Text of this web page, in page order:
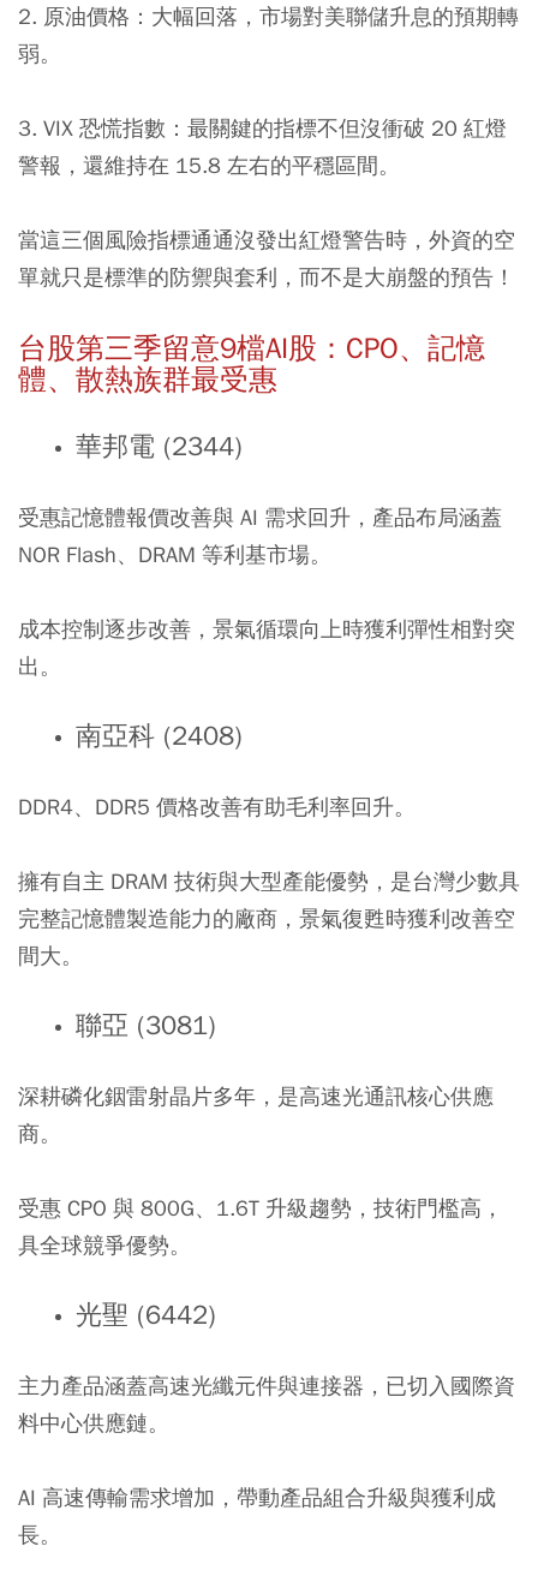
2. 原油價格： 大幅回落，市場對美聯儲升息的預期轉
弱。
3. VIX 恐慌指數： 最關鍵的指標不但沒衝破 20 紅燈
警報，還維持在 15.8 左右的平穩區間。
當這三個風險指標通通沒發出紅燈警告時，外資的空
單就只是標準的防禦與套利，而不是大崩盤的預告！
台股第三季留意9檔AI股：CPO、記憶
體、散熱族群最受惠
華邦電 (2344)
受惠記憶體報價改善與 AI 需求回升，產品布局涵蓋
NOR Flash、DRAM 等利基市場。
成本控制逐步改善，景氣循環向上時獲利彈性相對突
出。
南亞科 (2408)
DDR4、DDR5 價格改善有助毛利率回升。
擁有自主 DRAM 技術與大型產能優勢，是台灣少數具
完整記憶體製造能力的廠商，景氣復甦時獲利改善空
間大。
聯亞 (3081)
深耕磷化銦雷射晶片多年，是高速光通訊核心供應
商。
受惠 CPO 與 800G、1.6T 升級趨勢，技術門檻高，
具全球競爭優勢。
光聖 (6442)
主力產品涵蓋高速光纖元件與連接器，已切入國際資
料中心供應鏈。
AI 高速傳輸需求增加，帶動產品組合升級與獲利成
長。